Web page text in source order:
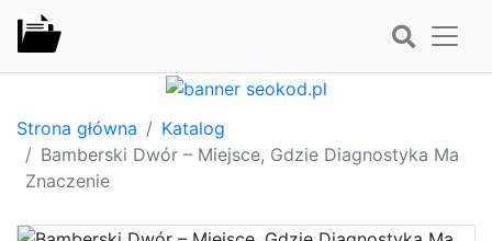
Strona główna
Katalog
Bamberski Dwór – Miejsce, Gdzie Diagnostyka Ma
Znaczenie